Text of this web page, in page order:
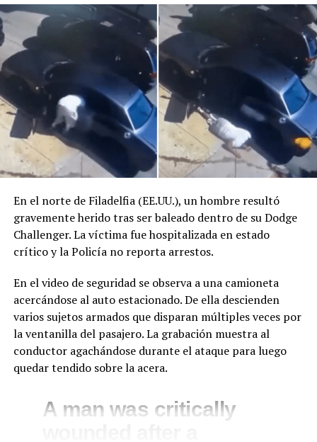
Comparte esto:
Facebook
Me gusta esto:
En el norte de Filadelfia (EE.UU.), un hombre resultó
gravemente herido tras ser baleado dentro de su Dodge
Challenger. La víctima fue hospitalizada en estado
crítico y la Policía no reporta arrestos.
En el video de seguridad se observa a una camioneta
acercándose al auto estacionado. De ella descienden
varios sujetos armados que disparan múltiples veces por
la ventanilla del pasajero. La grabación muestra al
conductor agachándose durante el ataque para luego
quedar tendido sobre la acera.
A man was critically